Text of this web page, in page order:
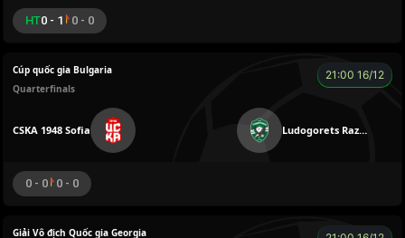
HT0 - 1 0 - 0
Cúp quốc gia Bulgaria
Quarterfinals
21:00 16/12
CSKA 1948 Sofia Ludogorets Razgrad
0 - 0 0 - 0
Giải Vô địch Quốc gia Georgia